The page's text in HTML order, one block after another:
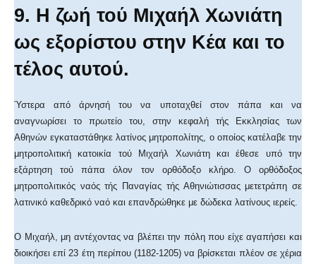
9. Η ζωή τού Μιχαήλ Χωνιάτη
ως εξορίστου στην Κέα και το
τέλος αυτού.
Ύστερα από άρνησή του να υποταχθεί στον πάπα και να
αναγνωρίσει το πρωτείο του, στην κεφαλή τής Εκκλησίας των
Αθηνών εγκαταστάθηκε λατίνος μητροπολίτης, ο οποίος κατέλαβε την
μητροπολιτική κατοικία τού Μιχαήλ Χωνιάτη και έθεσε υπό την
εξάρτηση τού πάπα όλον τον ορθόδοξο κλήρο. Ο ορθόδοξος
μητροπολιτικός ναός τής Παναγίας τής Αθηνιώτισσας μετετράπη σε
λατινικό καθεδρικό ναό και επανδρώθηκε με δώδεκα λατίνους ιερείς.
Ο Μιχαήλ, μη αντέχοντας να βλέπει την πόλη που είχε αγαπήσει και
διοικήσει επί 23 έτη περίπου (1182-1205) να βρίσκεται πλέον σε χέρια